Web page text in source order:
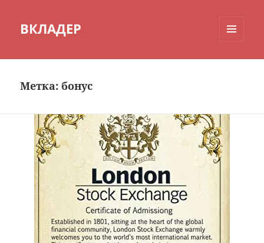
ВКЛАДЕР
Метка:бонус